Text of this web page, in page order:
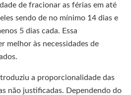
de fracionar as férias em até
sendo de no mínimo 14 dias e
5 dias cada. Essa
melhor às necessidades de
a proporcionalidade das
não justificadas. Dependendo do